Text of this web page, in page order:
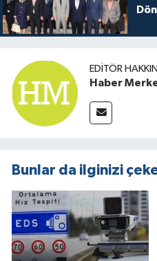
EDITÖR
Haber
Bunlar da ilginizi